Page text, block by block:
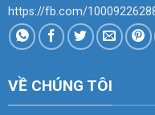
https://fb.com/
VỀ CHÚNG TÔI